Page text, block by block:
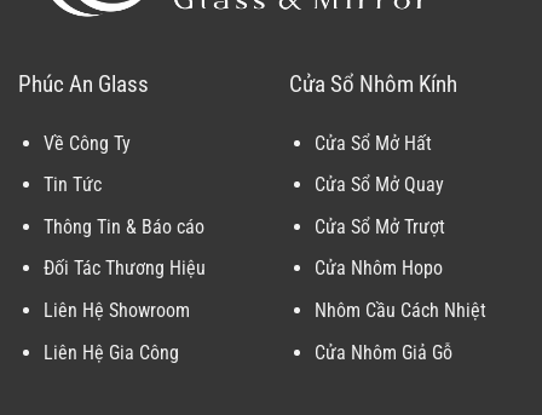
Phúc An Glass
Về Công Ty
Tin Tức
Thông Tin & Báo cáo
Đối Tác Thương Hiệu
Liên Hệ Showroom
Liên Hệ Gia Công
Cửa Sổ Nhôm Kính
Cửa Sổ Mở Hất
Cửa Sổ Mở Quay
Cửa Sổ Mở Trượt
Cửa Nhôm Hopo
Nhôm Cầu Cách Nhiệt
Cửa Nhôm Giả Gỗ